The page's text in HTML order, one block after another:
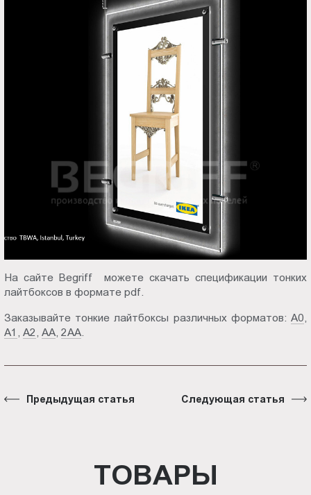
На сайте Begriff можете скачать спецификации тонких
лайтбоксов в формате pdf.
Заказывайте тонкие лайтбоксы различных форматов: А0
А1
,А2 ,АА ,2АА
Предыдущая статья Следующая статья
ТОВАРЫ